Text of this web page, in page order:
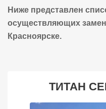
Ниже представлен
осуществляющих
Красноярске.
ТИТАН